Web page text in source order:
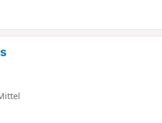
verbindet.